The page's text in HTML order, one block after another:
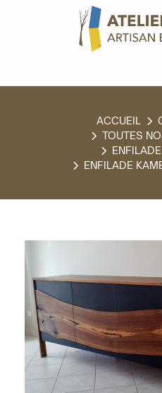
TOUTES
ENFILADE
Panneau de gestion des